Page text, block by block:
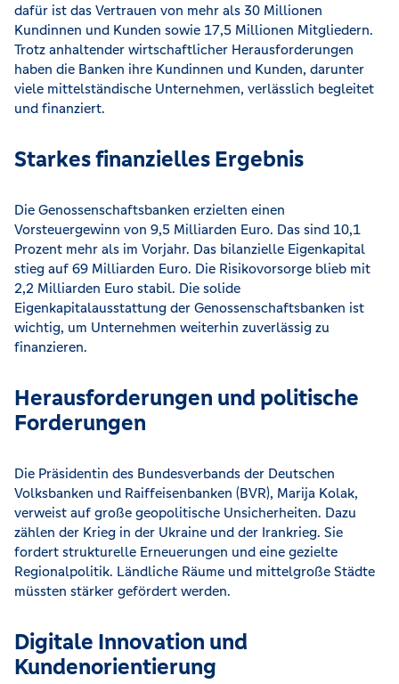
dafür ist das Vertrauen von mehr als 30 Millionen
Kundinnen und Kunden sowie 17,5 Millionen Mitgliedern.
Trotz anhaltender wirtschaftlicher Herausforderungen
haben die Banken ihre Kundinnen und Kunden, darunter
viele mittelständische Unternehmen, verlässlich begleitet
und finanziert.
Starkes finanzielles Ergebnis
Die Genossenschaftsbanken erzielten einen
Vorsteuergewinn von 9,5 Milliarden Euro. Das sind 10,1
Prozent mehr als im Vorjahr. Das bilanzielle Eigenkapital
stieg auf 69 Milliarden Euro. Die Risikovorsorge blieb mit
2,2 Milliarden Euro stabil. Die solide
Eigenkapitalausstattung der Genossenschaftsbanken ist
wichtig, um Unternehmen weiterhin zuverlässig zu
finanzieren.
Herausforderungen und politische
Forderungen
Die Präsidentin des Bundesverbands der Deutschen
Volksbanken und Raiffeisenbanken (BVR), Marija Kolak,
verweist auf große geopolitische Unsicherheiten. Dazu
zählen der Krieg in der Ukraine und der Irankrieg. Sie
fordert strukturelle Erneuerungen und eine gezielte
Regionalpolitik. Ländliche Räume und mittelgroße Städte
müssten stärker gefördert werden.
Digitale Innovation und
Kundenorientierung